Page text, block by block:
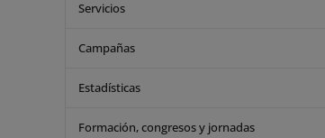
Servicios
Campañas
Estadísticas
Formación, congresos y jornadas